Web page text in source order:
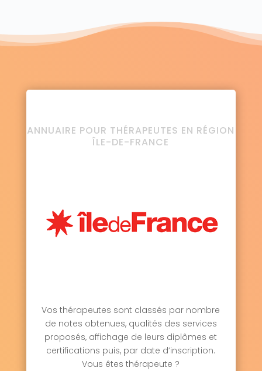
ANNUAIRE POUR THÉRAPEUTES EN RÉGION
ÎLE-DE-FRANCE
Vos thérapeutes sont classés par nombre
de notes obtenues, qualités des services
proposés, affichage de leurs diplômes et
certifications puis, par date d’inscription.
Vous êtes thérapeute ?